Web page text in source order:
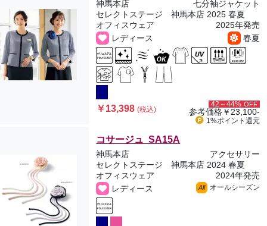
神馬本店
七分袖ジャケット
セレクトステージ 神馬本店 2025 春夏
オフィスウェア
2025年発売
レディース
春夏
￥13,398(税込)
42～44% OFF
参考価格￥23,100-
1%ポイント 還元
コサージュ SA15A
神馬本店
アクセサリー
セレクトステージ 神馬本店 2024 春夏
オフィスウェア
2024年発売
レディース
All オールシーズン